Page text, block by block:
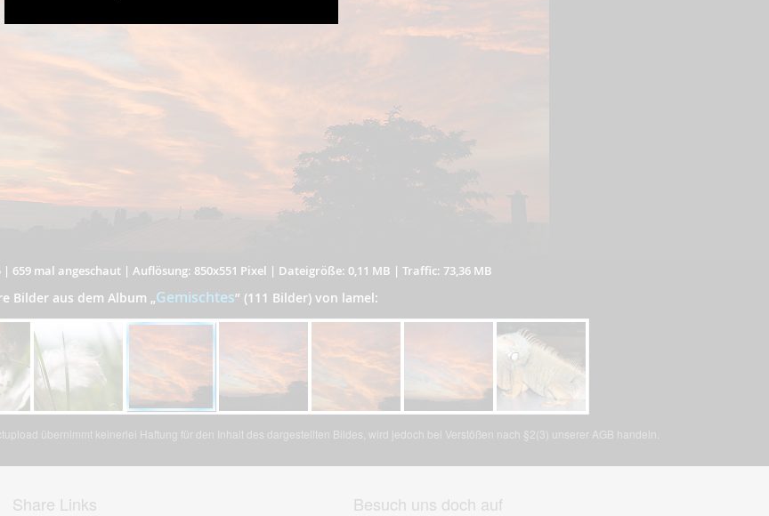
| 659 mal angeschaut| Auflösung: 850x551 Pixel | Dateigröße: 0,11 MB | Traffic: 73,36 MB
Bilder aus dem Album „Gemischtes” (111 Bilder) von lamel:
übernimmt keinerlei Haftung für den Inhalt des dargestellten Bildes, wird jedoch bei Verstößen nach §2(3) unserer AGB handeln.
Share Links
Besuch uns doch auf